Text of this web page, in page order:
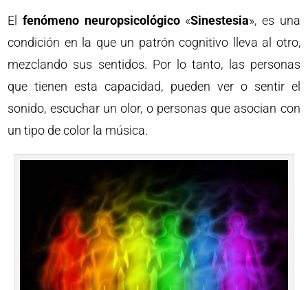
El fenómeno neuropsicológico«Sinestesia», es una
condición en la que un patrón cognitivo lleva al otro,
mezclando sus sentidos. Por lo tanto, las personas
que tienen esta capacidad, pueden ver o sentir el
sonido, escuchar un olor, o personas que asocian con
un tipo de color la música.